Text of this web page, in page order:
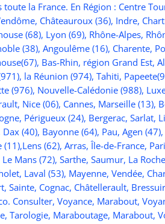
toute la France. En Région : Centre
Châteauroux (36), Indre,
(68), Lyon (69), Rhône-Alpes,
(38), Angoulême (16), Charente,
Bas-Rhin, région Grand Est,
la Réunion (974), Tahiti,
(976), Nouvelle-Calédonie (988),
Nice (06), Cannes, Marseille
Périgueux (24), Bergerac, Sarlat,
(40), Bayonne (64), Pau, Agen
(62), Arras, Île-de-France,
Mans (72), Sarthe, Saumur, La
Laval (53), Mayenne, Vendée,
Sainte, Cognac, Châtellerault,
Consulter, Voyance, Marabout,
Tarologie, Maraboutage, Marabout,